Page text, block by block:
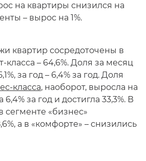
на квартиры снизился на
– вырос на 1%.
квартир сосредоточены в
класса – 64,6%. Доля за месяц
за год – 6,4% за год. Доля
класса, наоборот, выросла на
за год и достигла 33,3%. В
сегменте «бизнес»
а в «комфорте» – снизились